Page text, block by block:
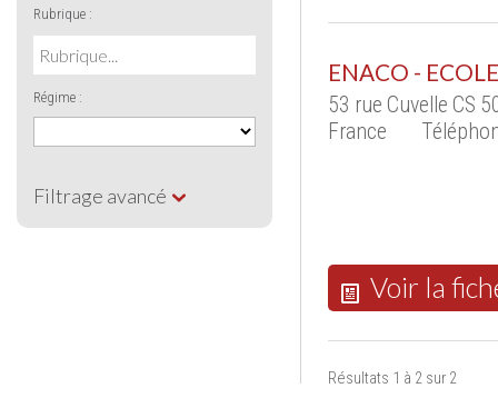
Rubrique :
Régime :
Filtrage avancé
ENACO -
53 rue Cuvelle CS
France
Voir la
Résultats 1 à 2 sur 2